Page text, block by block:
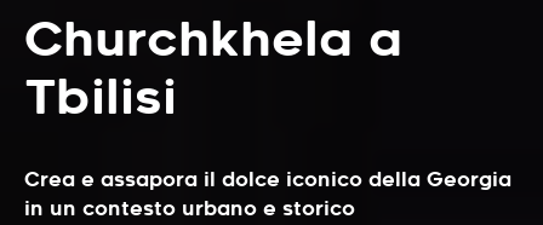
Churchkhela a
Tbilisi
Crea e assapora il dolce iconico della Georgia
in un contesto urbano e storico